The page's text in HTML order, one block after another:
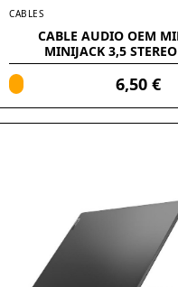
CABLES
CABLE AUDIO OEM
MINIJACK 3,5
(ALARGADOR)
6,50 €